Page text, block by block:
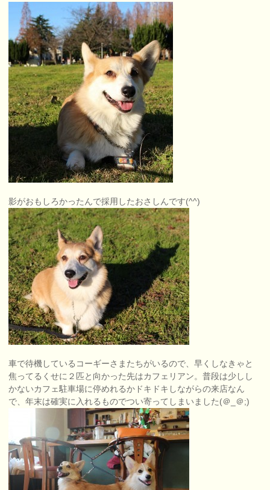
影がおもしろかったんで採用したおさしんです(^^)
車で待機しているコーギーさまたちがいるので、早くしなきゃと
焦ってるくせに２匹と向かった先はカフェリアン。普段は少しし
かないカフェ駐車場に停めれるかドキドキしながらの来店なん
で、年末は確実に入れるものでつい寄ってしまいました(＠_＠;)